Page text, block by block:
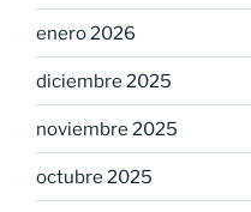
enero 2026
diciembre 2025
noviembre 2025
octubre 2025